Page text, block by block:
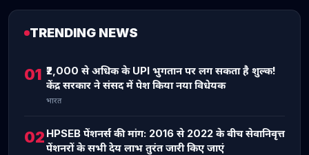
TRENDING NEWS
01 ₹2,000 से अधिक के UPI भुगतान पर लग सकता है शुल्क!
केंद्र सरकार ने संसद में पेश किया नया विधेयक
भारत
02 HPSEB पेंशनर्स की मांग: 2016 से 2022 के बीच सेवानिवृत्त
पेंशनरों के सभी देय लाभ तुरंत जारी किए जाएं